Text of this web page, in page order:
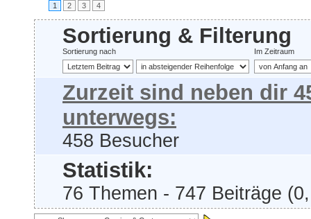
1 2 3 4
Sortierung & Filterung
Sortierung nach Im Zeitraum
Zurzeit sind neben dir
unterwegs:
458 Besucher
Statistik:
76 Themen - 747 Beiträge